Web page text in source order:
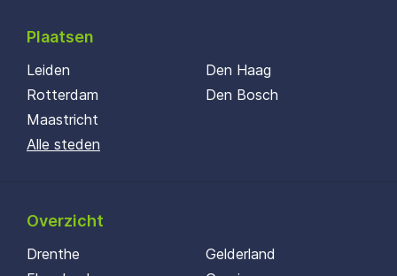
Plaatsen
Leiden
Rotterdam
Maastricht
Den Haag
Den Bosch
Alle steden
Overzicht
Drenthe
Gelderland